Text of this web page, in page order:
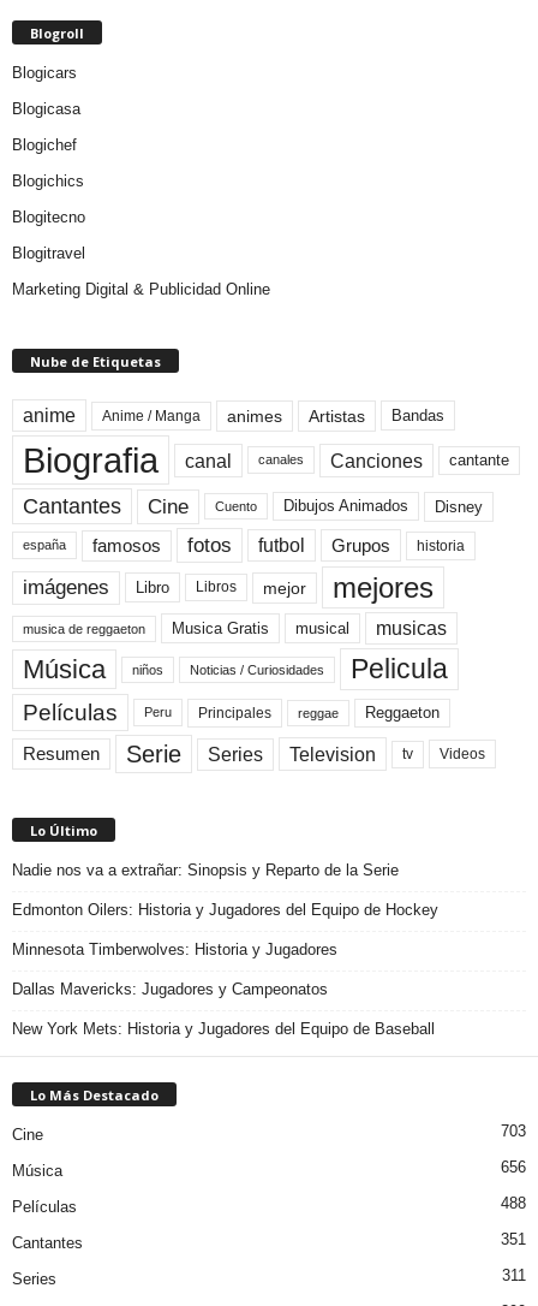
Blogroll
Blogicars
Blogicasa
Blogichef
Blogichics
Blogitecno
Blogitravel
Marketing Digital & Publicidad Online
Nube de Etiquetas
anime Anime / Manga animes Artistas Bandas
Biografia canal canales Canciones cantante
Cantantes Cine Cuento Dibujos Animados Disney
españa famosos fotos futbol Grupos historia
imágenes Libro Libros mejor mejores
musica de reggaeton Musica Gratis musical musicas
Música niños Noticias / Curiosidades Pelicula
Películas Peru Principales reggae Reggaeton
Resumen Serie Series Television tv Videos
Lo Último
Nadie nos va a extrañar: Sinopsis y Reparto de la Serie
Edmonton Oilers: Historia y Jugadores del Equipo de Hockey
Minnesota Timberwolves: Historia y Jugadores
Dallas Mavericks: Jugadores y Campeonatos
New York Mets: Historia y Jugadores del Equipo de Baseball
Lo Más Destacado
Cine 703
Música 656
Películas 488
Cantantes 351
Series 311